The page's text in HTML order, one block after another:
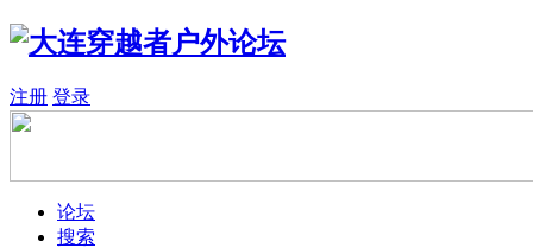
注册 登录
论坛
搜索